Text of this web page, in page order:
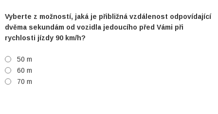
Vyberte z možností, jaká je přibližná vzdálenost odpovídající
dvěma sekundám od vozidla jedoucího před Vámi při
rychlosti jízdy 90 km/h?
50 m
60 m
70 m